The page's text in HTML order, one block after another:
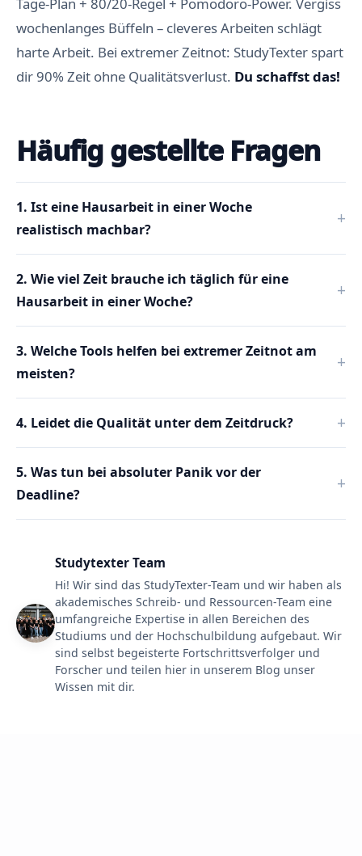
Tage-Plan + 80/20-Regel + Pomodoro-Power. Vergiss
wochenlanges Büffeln – cleveres Arbeiten schlägt
harte Arbeit. Bei extremer Zeitnot: StudyTexter spart
dir 90% Zeit ohne Qualitätsverlust. Du schaffst das!
Häufig gestellte Fragen
1. Ist eine Hausarbeit in einer Woche
realistisch machbar?
2. Wie viel Zeit brauche ich täglich für eine
Hausarbeit in einer Woche?
3. Welche Tools helfen bei extremer Zeitnot am
meisten?
4. Leidet die Qualität unter dem Zeitdruck?
5. Was tun bei absoluter Panik vor der
Deadline?
Studytexter Team
Hi! Wir sind das StudyTexter-Team und wir haben als
akademisches Schreib- und Ressourcen-Team eine
umfangreiche Expertise in allen Bereichen des
Studiums und der Hochschulbildung aufgebaut. Wir
sind selbst begeisterte Fortschrittsverfolger und
Forscher und teilen hier in unserem Blog unser
Wissen mit dir.